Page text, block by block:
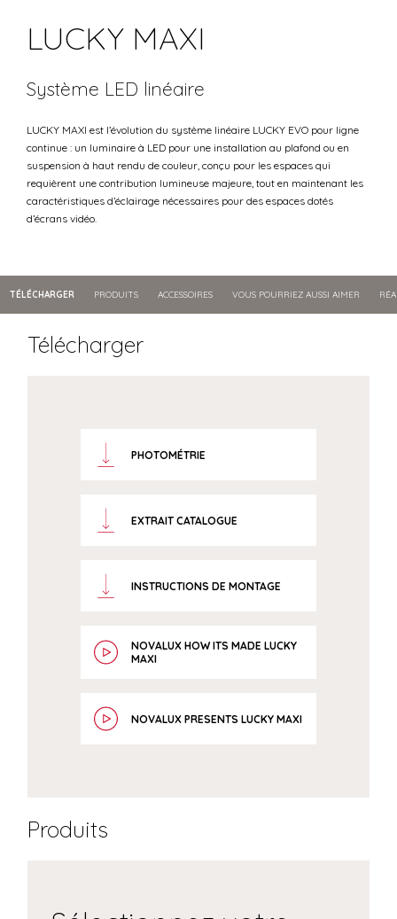
LUCKY MAXI
Système LED linéaire
LUCKY MAXI est l’évolution du système linéaire LUCKY EVO pour ligne
continue : un luminaire à LED pour une installation au plafond ou en
suspension à haut rendu de couleur, conçu pour les espaces qui
requièrent une contribution lumineuse majeure, tout en maintenant les
caractéristiques d’éclairage nécessaires pour des espaces dotés
d’écrans vidéo.
TÉLÉCHARGER PRODUITS ACCESSOIRES VOUS POURRIEZ AUSSI AIMER
Télécharger
PHOTOMÉTRIE
EXTRAIT CATALOGUE
INSTRUCTIONS DE MONTAGE
NOVALUX HOW ITS MADE LUCKY
MAXI
NOVALUX PRESENTS LUCKY MAXI
Produits